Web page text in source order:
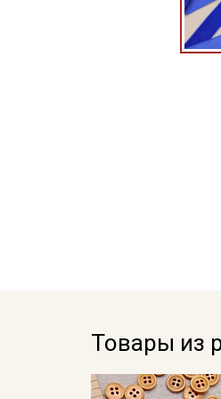
Товары из